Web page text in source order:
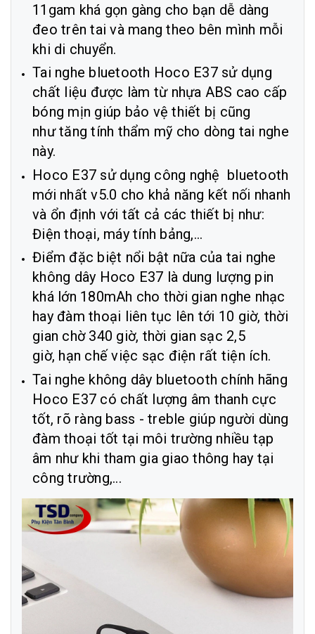
11gam khá gọn gàng cho bạn dễ dàng
đeo trên tai và mang theo bên mình mỗi
khi di chuyển.
Tai nghe bluetooth Hoco E37 sử dụng
chất liệu được làm từ nhựa ABS cao cấp
bóng mịn giúp bảo vệ thiết bị cũng
như tăng tính thẩm mỹ cho dòng tai nghe
này.
Hoco E37 sử dụng công nghệ bluetooth
mới nhất v5.0 cho khả năng kết nối nhanh
và ổn định với tất cả các thiết bị như:
Điện thoại, máy tính bảng,...
Điểm đặc biệt nổi bật nữa của tai nghe
không dây Hoco E37 là dung lượng pin
khá lớn 180mAh cho thời gian nghe nhạc
hay đàm thoại liên tục lên tới 10 giờ, thời
gian chờ 340 giờ, thời gian sạc 2,5
giờ, hạn chế việc sạc điện rất tiện ích.
Tai nghe không dây bluetooth chính hãng
Hoco E37 có chất lượng âm thanh cực
tốt, rõ ràng bass - treble giúp người dùng
đàm thoại tốt tại môi trường nhiều tạp
âm như khi tham gia giao thông hay tại
công trường,...